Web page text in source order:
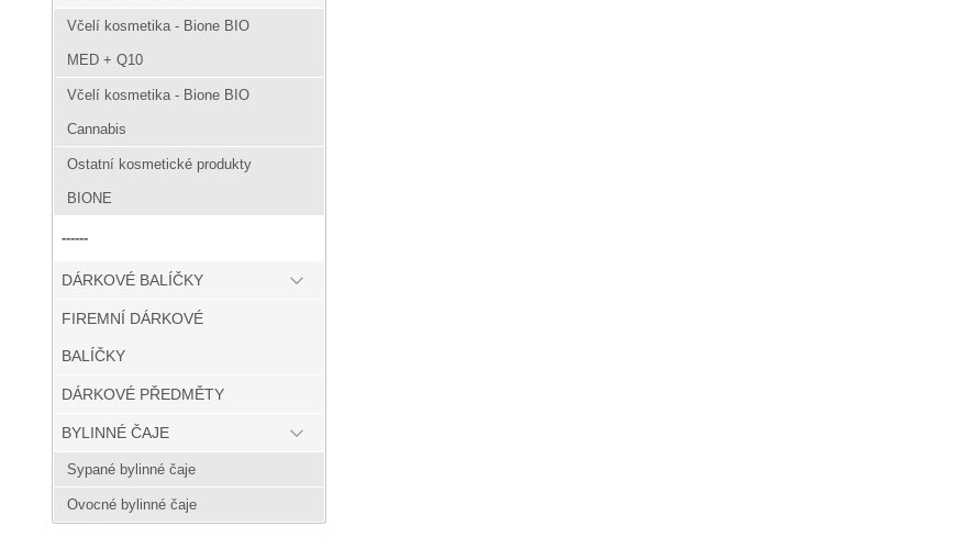
Včelí kosmetika - Bione BIO
MED + Q10
Včelí kosmetika - Bione BIO
Cannabis
Ostatní kosmetické produkty
BIONE
------
DÁRKOVÉ BALÍČKY
FIREMNÍ DÁRKOVÉ
BALÍČKY
DÁRKOVÉ PŘEDMĚTY
BYLINNÉ ČAJE
Sypané bylinné čaje
Ovocné bylinné čaje